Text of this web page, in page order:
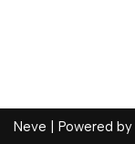
Neve | Powered by